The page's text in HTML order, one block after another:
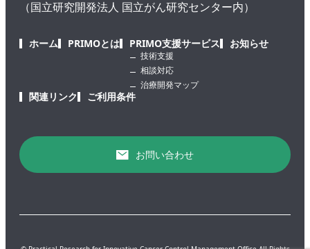
（国立研究開発法人 国立がん研究センター内）
ホーム PRIMOとは PRIMO支援サービス
技術支援
相談対応
治療開発マップ
お知らせ
関連リンク ご利用条件
お問い合わせ